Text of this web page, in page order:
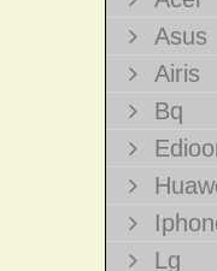
Asus
Airis
Bq
Lg